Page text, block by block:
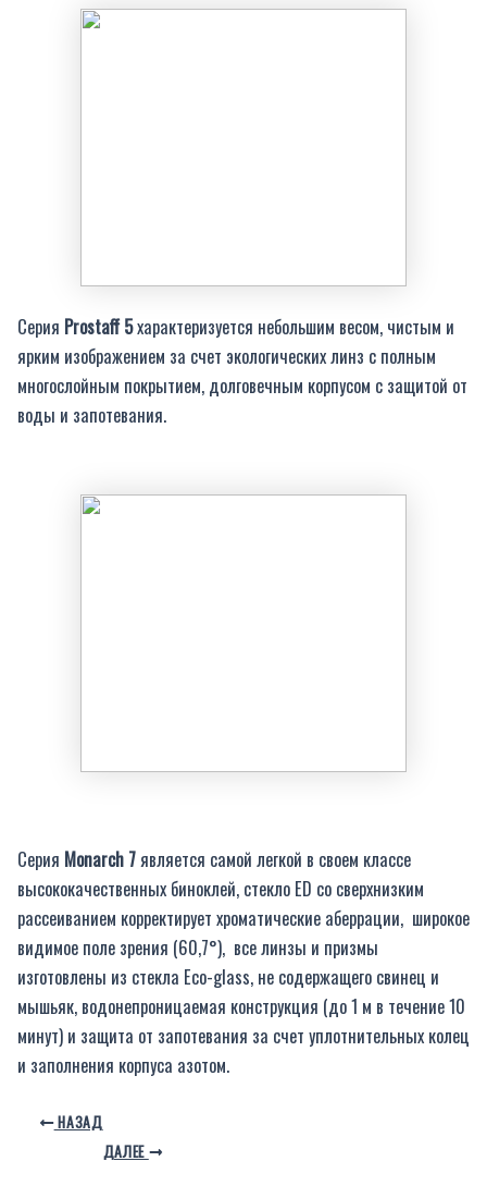
Серия Prostaff 5характеризуется небольшим весом, чистым и
ярким изображением за счет экологических линз с полным
многослойным покрытием, долговечным корпусом с защитой от
воды и запотевания.
Серия Monarch 7 является самой легкой в своем классе
высококачественных биноклей, стекло ED со сверхнизким
рассеиванием корректирует хроматические аберрации, широкое
видимое поле зрения (60,7°), все линзы и призмы
изготовлены из стекла Eco-glass, не содержащего свинец и
мышьяк, водонепроницаемая конструкция (до 1 м в течение 10
минут) и защита от запотевания за счет уплотнительных колец
и заполнения корпуса азотом.
НАЗАД
ДАЛЕЕ